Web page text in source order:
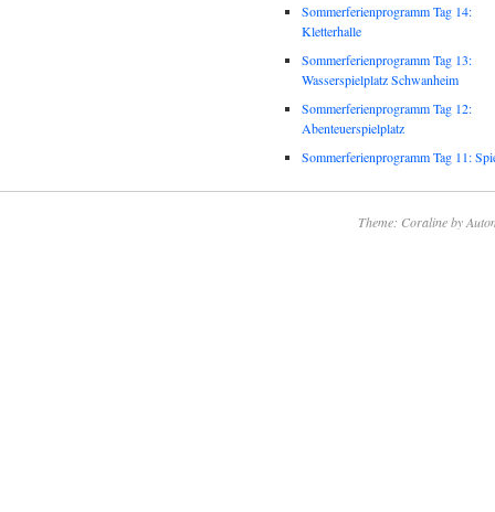
Sommerferienprogramm Tag 14:
Kletterhalle
Sommerferienprogramm Tag 13:
Wasserspielplatz Schwanheim
Sommerferienprogramm Tag 12:
Abenteuerspielplatz
Sommerferienprogramm Tag 11:
Theme: Coraline by